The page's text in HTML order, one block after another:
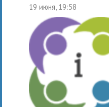
19 июня, 19:58